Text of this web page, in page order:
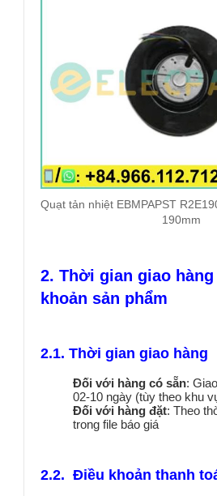
Quạt tản nhiệt EBMPAPST
190mm
2. Thời gian giao
khoản sản phẩm
2.1. Thời gian giao hàng
Đối với hàng có sẵn:
02-10 ngày (tùy theo khu
Đối với hàng đặt: Theo
trong file báo giá
2.2. Điều khoản thanh